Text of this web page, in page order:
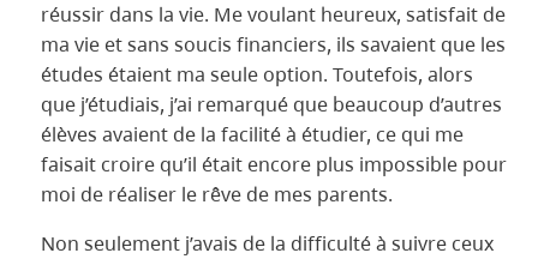
réussir dans la vie. Me voulant heureux, satisfait de
ma vie et sans soucis financiers, ils savaient que les
études étaient ma seule option. Toutefois, alors
que j’étudiais, j’ai remarqué que beaucoup d’autres
élèves avaient de la facilité à étudier, ce qui me
faisait croire qu’il était encore plus impossible pour
moi de réaliser le rêve de mes parents.
Non seulement j’avais de la difficulté à suivre ceux